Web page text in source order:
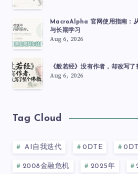
MacroAlpha 官网使用指南：
与长期学习
Aug 6, 2026
《般若经》没有作者，却改写了
Aug 6, 2026
Tag Cloud
AI自我迭代 0DTE
2008金融危机 2025年